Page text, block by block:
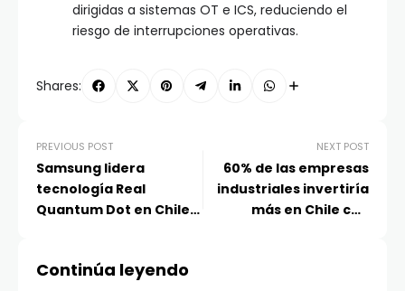
dirigidas a sistemas OT e ICS, reduciendo el
riesgo de interrupciones operativas.
Shares:
PREVIOUS POST
Samsung lidera
tecnología Real
Quantum Dot en Chile
NEXT POST
60% de las empresas
industriales invertiría
más en Chile con
Continúa leyendo